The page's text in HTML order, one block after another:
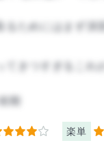
るためにはまず演
てきつすぎるこれ
楽単 1